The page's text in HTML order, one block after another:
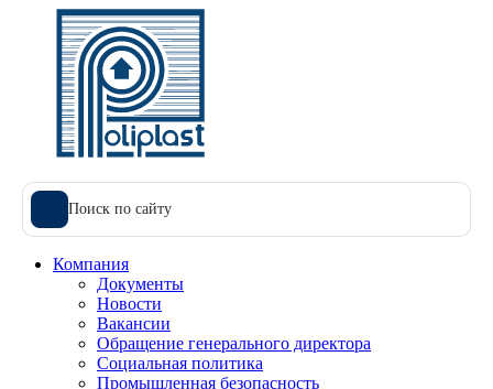
Поиск по сайту
Компания
Документы
Новости
Вакансии
Обращение генерального директора
Социальная политика
Промышленная безопасность